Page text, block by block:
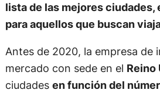
lista de las mejores
para aquellos que buscan
Antes de 2020, la empresa de
mercado con sede en el Reino
ciudades en función del